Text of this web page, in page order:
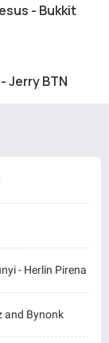
- Bukkit
Jerry BTN
- Herlin Pirena
and Bynonk